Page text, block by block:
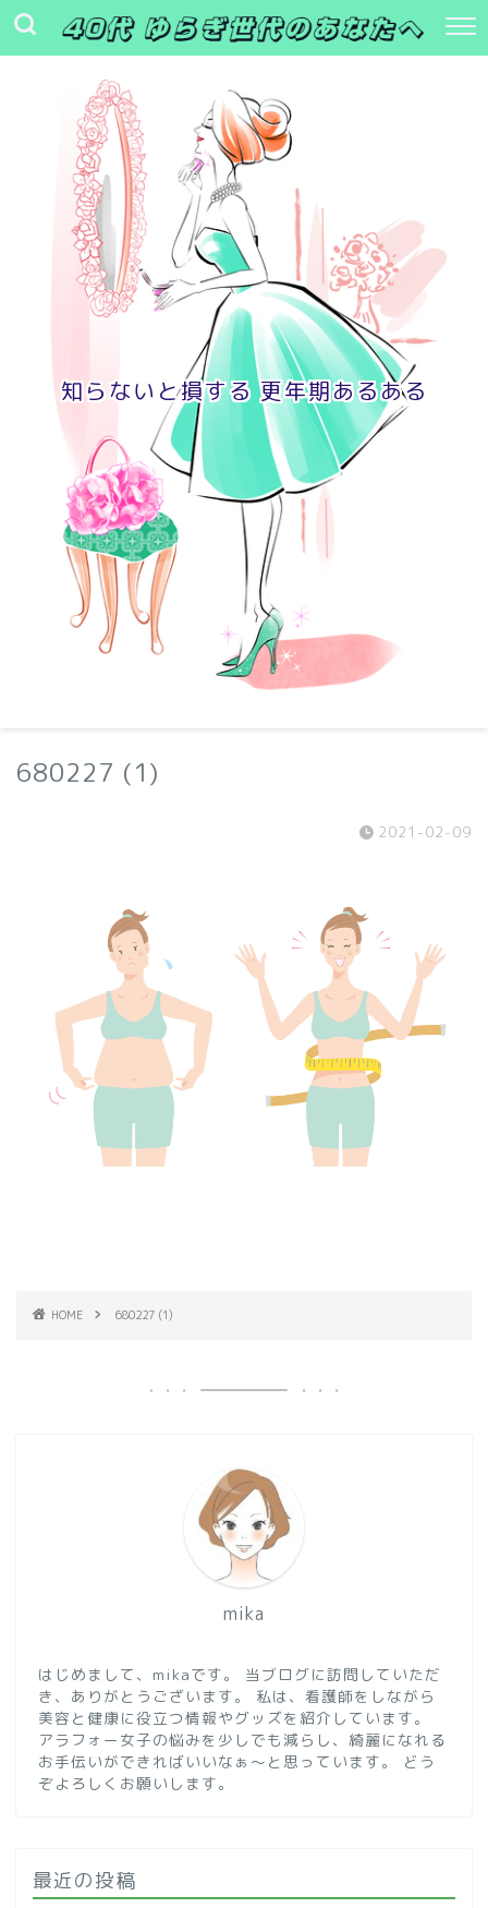
知らないと損する 更年期あるある
680227 (1)
2021-02-09
HOME 680227 (1)
mika
はじめまして、mikaです。 当ブログに訪問していただ
き、ありがとうございます。 私は、看護師をしながら
美容と健康に役立つ情報やグッズを紹介しています。
アラフォー女子の悩みを少しでも減らし、綺麗になれる
お手伝いができればいいなぁ～と思っています。 どう
ぞよろしくお願いします。
最近の投稿